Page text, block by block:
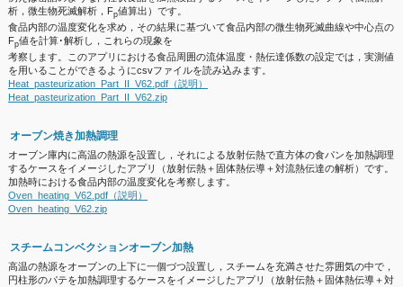
析，微生物死滅解析，Fp値算出）です。
食品内部の温度変化を求め，その結果に基づいて食品内部の微生物死滅曲線や中心点の
Fp値を計算･解析し，これらの現象を
考察します。このアプリにおける食品周囲の流体温度・熱伝達係数の設定では，実測値
を用いることができるようにcsvファイルを読み込みます。
Heat_pasteurization_Part_II_V62.pdf（説明）
Heat_pasteurization_Part_II_V62.zip
オーブン焼き加熱調理
オーブン庫内に高温の熱源を設置し，それによる放射伝熱で直方体の食パンを加熱調理
するケースをイメージしたアプリ（放射伝熱＋固体熱伝導＋対流熱伝達の解析）です。
加熱時における食品内部の温度変化を考察します。
Oven_heating_V62.pdf（説明）
Oven_heating_V62.zip
スチームコンベクションオーブン加熱
高温の熱源をオーブンの上下に一個づつ設置し，スチームを充満させた雰囲気の中で，
円柱形のパテを加熱調理するケースをイメージしたアプリ（放射伝熱＋固体熱伝導＋対